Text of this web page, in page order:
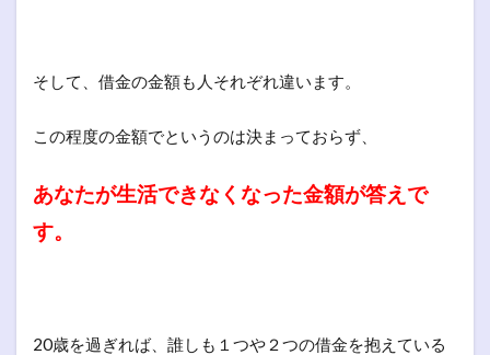
そして、借金の金額も人それぞれ違います。
この程度の金額でというのは決まっておらず、
あなたが生活できなくなった金額が答えで
す。
20歳を過ぎれば、誰しも１つや２つの借金を抱えている